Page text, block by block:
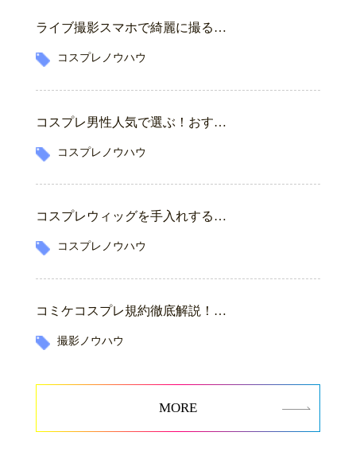
ライブ撮影スマホで綺麗に撮る…
コスプレノウハウ
コスプレ男性人気で選ぶ！おす…
コスプレノウハウ
コスプレウィッグを手入れする…
コスプレノウハウ
コミケコスプレ規約徹底解説！…
撮影ノウハウ
MORE